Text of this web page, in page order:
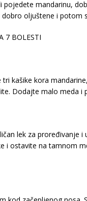
pojedete mandarinu,
oljuštene i potom
7 BOLESTI
kašike kora
Dodajte malo meda i
lek za proređivanje i
i ostavite na tamnom